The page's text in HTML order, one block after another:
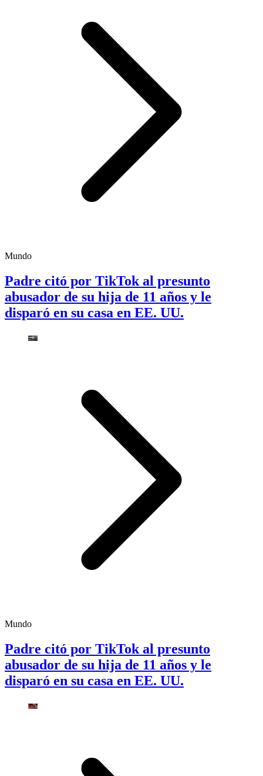
Mundo
Padre citó por TikTok al presunto
abusador de su hija de 11 años y le
disparó en su casa en EE. UU.
Mundo
Padre citó por TikTok al presunto
abusador de su hija de 11 años y le
disparó en su casa en EE. UU.